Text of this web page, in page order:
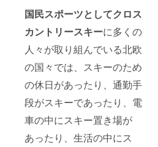
国民スポーツとしてクロス
カントリースキーに多くの
人々が取り組んでいる北欧
の国々では、スキーのため
の休日があったり、通勤手
段がスキーであったり、電
車の中にスキー置き場が
あったり、生活の中にス